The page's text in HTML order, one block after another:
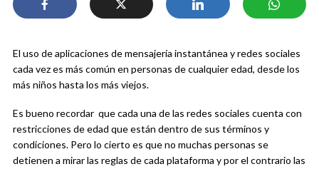
El uso de aplicaciones de mensajería instantánea y redes sociales
cada vez es más común en personas de cualquier edad, desde los
más niños hasta los más viejos.
Es bueno recordar que cada una de las redes sociales cuenta con
restricciones de edad que están dentro de sus términos y
condiciones. Pero lo cierto es que no muchas personas se
detienen a mirar las reglas de cada plataforma y por el contrario las